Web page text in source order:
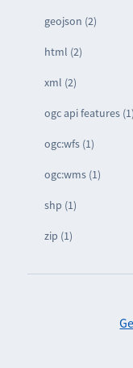
geojson (2)
html (2)
xml (2)
ogc api features (1)
ogc:wfs (1)
ogc:wms (1)
shp (1)
zip (1)